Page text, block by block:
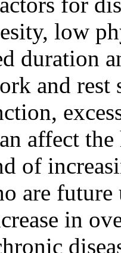
low
duration
and rest
affect
of
are
in